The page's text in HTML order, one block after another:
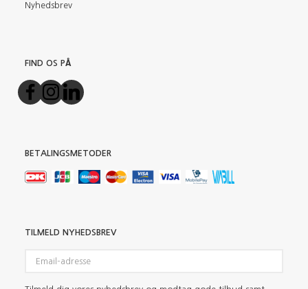
Nyhedsbrev
FIND OS PÅ
BETALINGSMETODER
TILMELD NYHEDSBREV
adresse